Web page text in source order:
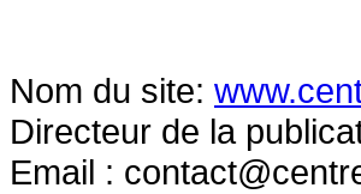
Nom du site:
Directeur de la
Email :